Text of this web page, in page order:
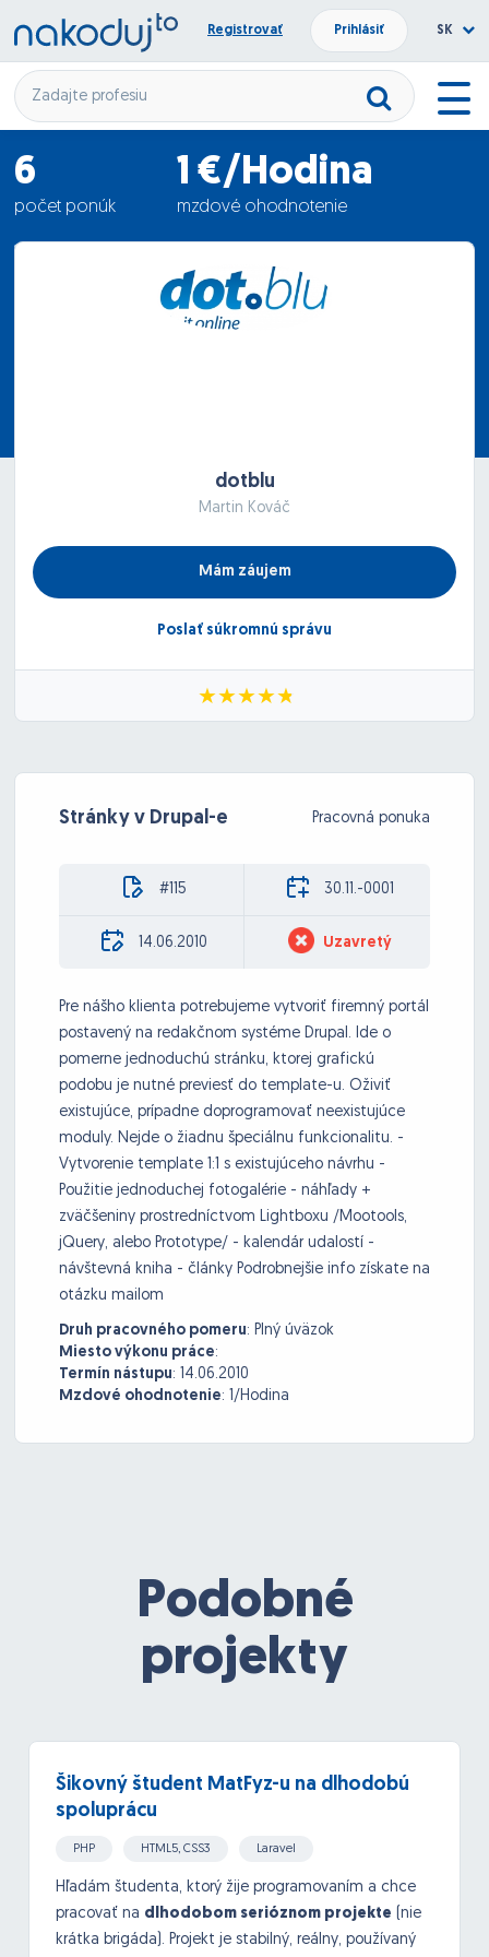
Registrovať Prihlásiť SK
6
počet ponúk
1 €/Hodina
mzdové ohodnotenie
14.06.2010
dotblu
Martin Kováč
Mám záujem
Poslať súkromnú správu
Stránky v Drupal-e Pracovná ponuka
#115 30.11.-0001
14.06.2010 Uzavretý
Pre nášho klienta potrebujeme vytvoriť firemný portál
postavený na redakčnom systéme Drupal. Ide o
pomerne jednoduchú stránku, ktorej grafickú
podobu je nutné previesť do template-u. Oživiť
existujúce, prípadne doprogramovať neexistujúce
moduly. Nejde o žiadnu špeciálnu funkcionalitu. -
Vytvorenie template 1:1 s existujúceho návrhu -
Použitie jednoduchej fotogalérie - náhľady +
zväčšeniny prostredníctvom Lightboxu /Mootools,
jQuery, alebo Prototype/ - kalendár udalostí -
návštevná kniha - články Podrobnejšie info získate na
otázku mailom
Druh pracovného pomeru: Plný úväzok
Miesto výkonu práce:
Termín nástupu: 14.06.2010
Mzdové ohodnotenie: 1/Hodina
Podobné
projekty
Šikovný študent MatFyz-u na dlhodobú
spoluprácu
PHP HTML5, CSS3 Laravel
Hľadám študenta, ktorý žije programovaním a chce
pracovať na dlhodobom serióznom projekte (nie
krátka brigáda). Projekt je stabilný, reálny, používaný